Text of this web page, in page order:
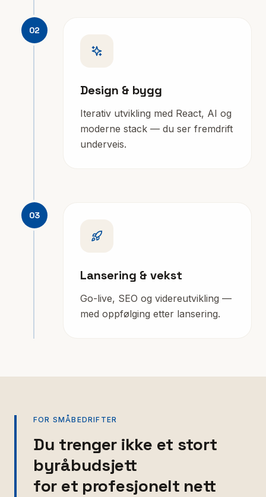
02
Design & bygg
Iterativ utvikling med React, AI og
moderne stack — du ser fremdrift
underveis.
03
Lansering & vekst
Go-live, SEO og videreutvikling —
med oppfølging etter lansering.
FOR SMÅBEDRIFTER
Du trenger ikke et stort
byråbudsjett
for et profesjonelt nett